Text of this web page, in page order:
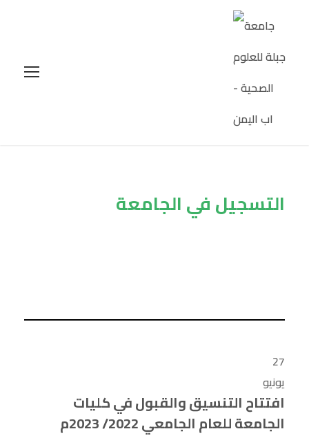
التسجيل في الجامعة
27
يونيو
افتتاح التنسيق والقبول في كليات
الجامعة للعام الجامعي 2022/ 2023م